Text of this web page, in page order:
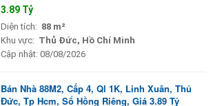
3.89 Tỷ
Diện tích: 88 m²
Khu vực: Thủ Đức, Hồ Chí Minh
Cập nhật: 08/08/2026
Bán Nhà 88M2, Cấp 4, Ql 1K, Linh Xuân, Thủ
Đức, Tp Hcm, Sổ Hồng Riêng, Giá 3.89 Tỷ